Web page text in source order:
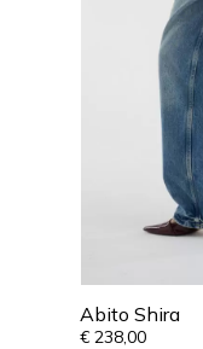
Abito Shira
€ 238,00